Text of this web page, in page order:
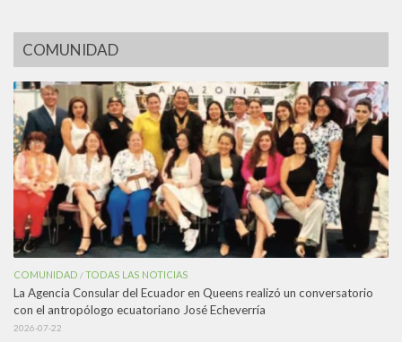
COMUNIDAD
COMUNIDAD /TODAS LAS NOTICIAS
La Agencia Consular del Ecuador en Queens realizó un conversatorio
con el antropólogo ecuatoriano José Echeverría
2026-07-22